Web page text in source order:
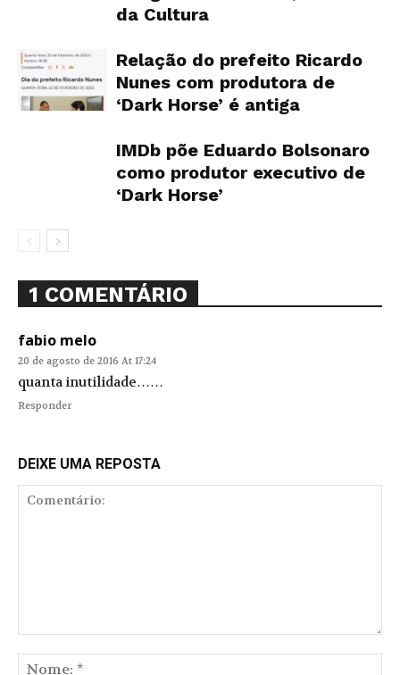
da Cultura
Relação do prefeito Ricardo
Nunes com produtora de
‘Dark Horse’ é antiga
IMDb põe Eduardo Bolsonaro
como produtor executivo de
‘Dark Horse’
1 COMENTÁRIO
fabio melo
20 de agosto de 2016 At 17:24
quanta inutilidade……
Responder
DEIXE UMA REPOSTA